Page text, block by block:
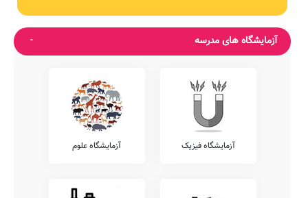
آزمایشگاه های مدرسه
آزمایشگاه فیزیک آزمایشگاه علوم